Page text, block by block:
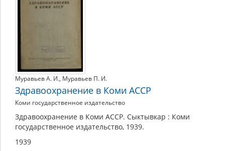
Муравьев А. И., Муравьев П. И.
Здравоохранение в Коми АССР
Коми государственное издательство
Здравоохранение в Коми АССР. Сыктывкар : Коми
государственное издательство, 1939.
1939